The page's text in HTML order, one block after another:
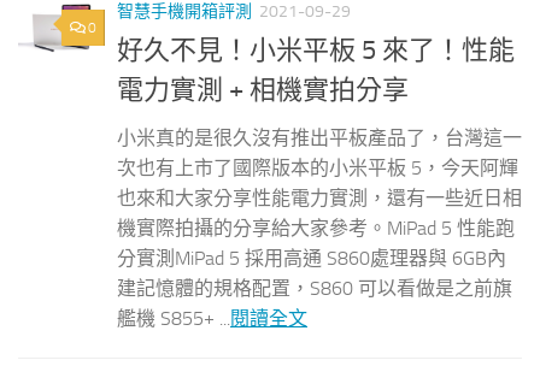
0
智慧手機開箱評測 2021-09-29
好久不見！小米平板 5 來了！性能
電力實測 + 相機實拍分享
小米真的是很久沒有推出平板產品了，台灣這一
次也有上市了國際版本的小米平板 5，今天阿輝
也來和大家分享性能電力實測，還有一些近日相
機實際拍攝的分享給大家參考。MiPad 5 性能跑
分實測MiPad 5 採用高通 S860處理器與 6GB內
建記憶體的規格配置，S860 可以看做是之前旗
艦機 S855+ ...閱讀全文